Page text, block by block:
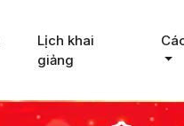
Lịch khai
giảng